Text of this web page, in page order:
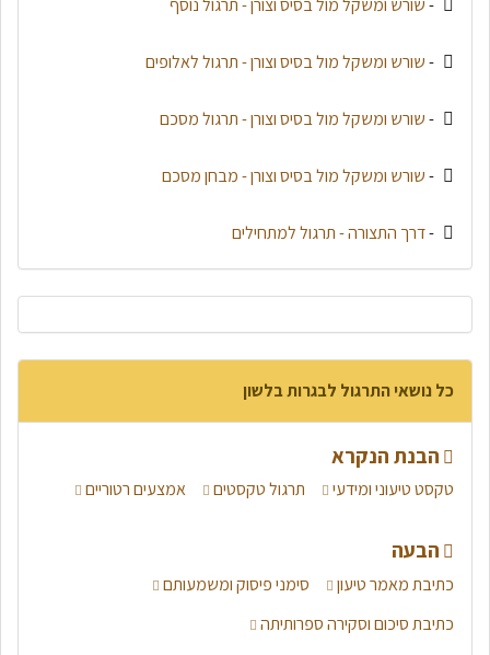
-שורש ומשקל מול בסיס וצורן - תרגול נוסף
-שורש ומשקל מול בסיס וצורן - תרגול לאלופים
-שורש ומשקל מול בסיס וצורן - תרגול מסכם
-שורש ומשקל מול בסיס וצורן - מבחן מסכם
-דרך התצורה - תרגול למתחילים
כל נושאי התרגול לבגרות בלשון
הבנת הנקרא
טקסט טיעוני ומידעי תרגול טקסטים אמצעים רטוריים
הבעה
כתיבת מאמר טיעון
סימני פיסוק ומשמעותם
כתיבת סיכום וסקירה ספרותיתה